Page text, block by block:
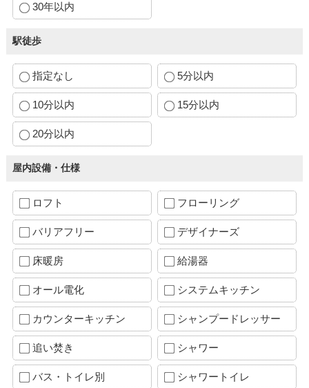
30年以内
駅徒歩
指定なし 5分以内
10分以内 15分以内
20分以内
屋内設備・仕様
ロフト フローリング
バリアフリー デザイナーズ
床暖房 給湯器
オール電化 システムキッチン
カウンターキッチン シャンプードレッサー
追い焚き シャワー
バス・トイレ別 シャワートイレ